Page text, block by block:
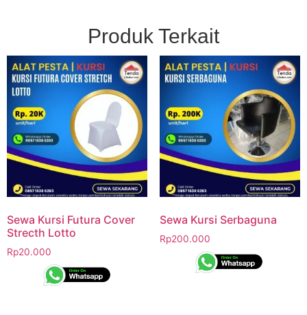
Produk Terkait
Sewa Kursi Futura Cover
Strecth Lotto
Rp20.000
Sewa Kursi Serbaguna
Rp200.000